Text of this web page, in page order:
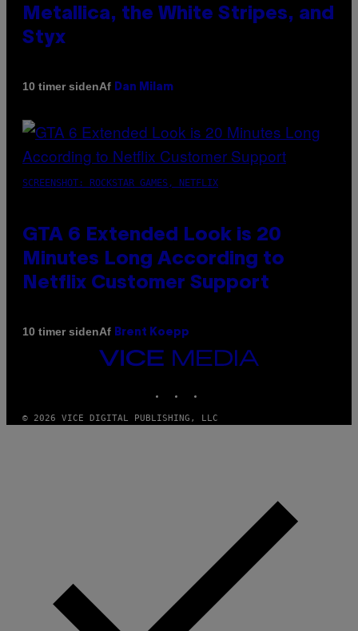
Metallica, the White Stripes, and
Styx
10 timer sidenAf Dan Milam
SCREENSHOT: ROCKSTAR GAMES, NETFLIX
GTA 6 Extended Look is 20
Minutes Long According to
Netflix Customer Support
10 timer sidenAf Brent Koepp
VICE
MEDIA
© 2026 VICE DIGITAL PUBLISHING, LLC